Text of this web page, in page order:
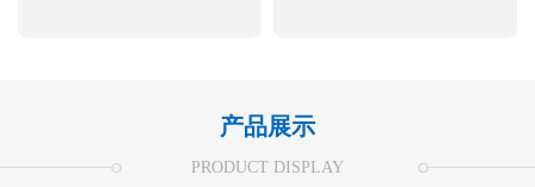
产品展示
PRODUCT DISPLAY